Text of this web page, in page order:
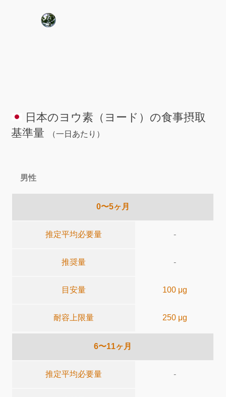
日本のヨウ素（ヨード）の食事摂取
基準量
（一日あたり）
男性
0〜5ヶ月
推定平均必要量 -
推奨量 -
目安量 100 μg
耐容上限量 250 μg
6〜11ヶ月
推定平均必要量 -